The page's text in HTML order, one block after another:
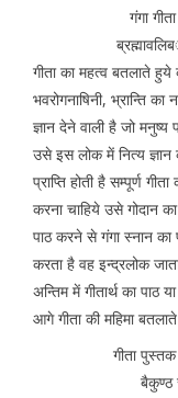
गंगा
गीता का महत्व बतलाते हुये
भवरोगनाषिनी, भ्रान्ति
ज्ञान देने वाली है जो
उसे इस लोक में नित्य ज्ञान
प्राप्ति होती है सम्पूर्ण
करना चाहिये उसे गोदान
पाठ करने से गंगा स्नान का
करता है वह इन्द्रलोक
अन्तिम में गीतार्थ का पाठ
आगे गीता की महिमा
गीता पुस्तक
बैकुण्ठ